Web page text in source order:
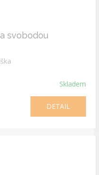
svobodou
Skladem
DETAIL